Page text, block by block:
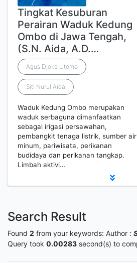
Tingkat Kesuburan
Perairan Waduk Kedung
Ombo di Jawa Tengah,
(S.N. Aida, A.D.…
Agus Djoko Utomo
Siti Nurul Aida
Waduk Kedung Ombo merupakan
waduk serbaguna dimanfaatkan
sebagai irigasi persawahan,
pembangkit tenaga listrik, sumber air
minum, pariwisata, perikanan
budidaya dan perikanan tangkap.
Limbah aktivi…
Search Result
Found 2 from your keywords: Author :
Query took 0.00283 second(s) to